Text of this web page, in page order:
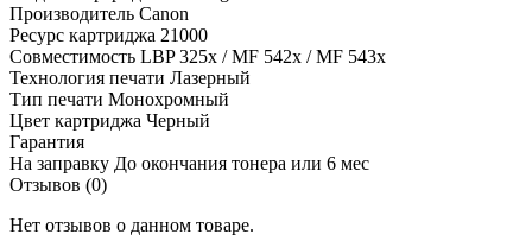
Производитель Canon
Ресурс картриджа 21000
Совместимость LBP 325x / MF 542x / MF 543x
Технология печати Лазерный
Тип печати Монохромный
Цвет картриджа Черный
Гарантия
На заправку До окончания тонера или 6 мес
Отзывов (0)
Нет отзывов о данном товаре.